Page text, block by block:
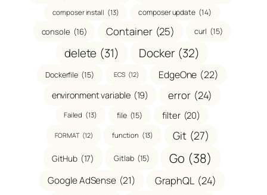
composer install (13) composer update (14)
console (16) Container (25) curl (15)
delete (31) Docker (32)
Dockerfile (15) ECS (12) EdgeOne (22)
environment variable (19) error (24)
Failed (13) file (15) filter (20)
FORMAT (12) function (13) Git (27)
GitHub (17) Gitlab (15) Go (38)
Google AdSense (21) GraphQL (24)